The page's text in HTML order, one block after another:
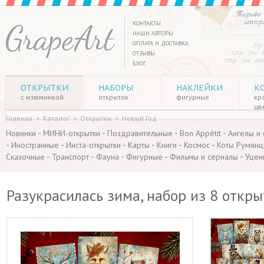
Тарифы
125р. (за
135р. (за
КОНТАКТЫ
НАШИ АВТОРЫ
ОПЛАТА И ДОСТАВКА
ОТЗЫВЫ
БЛОГ
ОТКРЫТКИ
с изюминкой
НАБОРЫ
открыток
НАКЛЕЙКИ
фигурные
Главная > Каталог > Открытки > Новый Год
Новинки - МИНИ-открытки - Поздравительные - Bon Appétit - Ангелы
- Иностранные - Инста-открытки - Карты - Книги - Космос - Коты
Сказочные - Транспорт - Фауна - Фигурные - Фильмы и сериалы -
Разукрасилась зима, набор из 8